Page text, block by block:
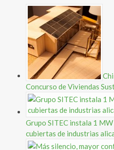
Concurso de Viviendas
Grupo SITEC instala 1
cubiertas de industrias